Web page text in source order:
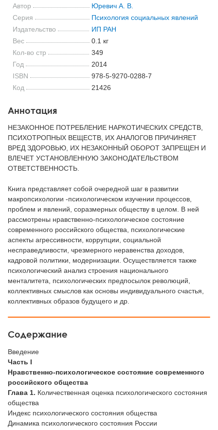
Автор
Юревич А. В.
Серия
Психология социальных явлений
Издательство
ИП РАН
Вес
0.1 кг
Кол-во стр
349
Год
2014
ISBN
978-5-9270-0288-7
Код
21426
Аннотация
НЕЗАКОННОЕ ПОТРЕБЛЕНИЕ НАРКОТИЧЕСКИХ СРЕДСТВ,
ПСИХОТРОПНЫХ ВЕЩЕСТВ, ИХ АНАЛОГОВ ПРИЧИНЯЕТ
ВРЕД ЗДОРОВЬЮ, ИХ НЕЗАКОННЫЙ ОБОРОТ ЗАПРЕЩЕН И
ВЛЕЧЕТ УСТАНОВЛЕННУЮ ЗАКОНОДАТЕЛЬСТВОМ
ОТВЕТСТВЕННОСТЬ.
Книга представляет собой очередной шаг в развитии
макропсихологии -психологическом изучении процессов,
проблем и явлений, соразмерных обществу в целом. В ней
рассмотрены нравственно-психологическое состояние
современного российского общества, психологические
аспекты агрессивности, коррупции, социальной
несправедливости, чрезмерного неравенства доходов,
кадровой политики, модернизации. Осуществляется также
психологический анализ строения национального
менталитета, психологических предпосылок революций,
коллективных смыслов как основы индивидуального счастья,
коллективных образов будущего и др.
Содержание
Введение
Часть I
Нравственно-психологическое состояние современного
российского общества
Глава 1. Количественная оценка психологического состояния
общества
Индекс психологического состояния общества
Динамика психологического состояния России